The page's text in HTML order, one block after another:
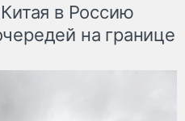
в Россию
на границе